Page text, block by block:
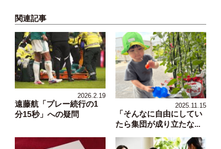
関連記事
2026.2.19
遠藤航「プレー続行の1
分15秒」への疑問
2025.11.15
「そんなに自由にしてい
たら集団が成り立たな...